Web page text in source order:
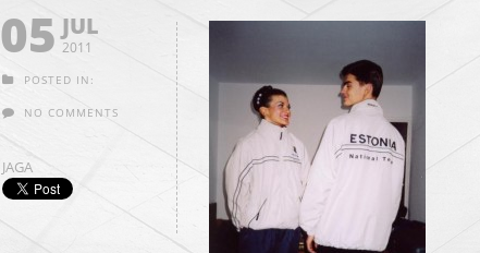
05 JUL
2011
POSTED IN:
NO COMMENTS
JAGA